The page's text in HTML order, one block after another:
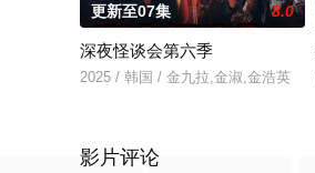
更新至07集 8.0
深夜怪谈会第六季
2025 / 韩国 / 金九拉,金淑,金浩英
影片评论